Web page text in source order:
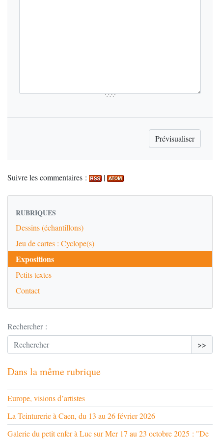
Suivre les commentaires : |
RUBRIQUES
Dessins (échantillons)
Jeu de cartes : Cyclope(s)
Expositions
Petits textes
Contact
Rechercher :
>>
Dans la même rubrique
Europe, visions d’artistes
La Teinturerie à Caen, du 13 au 26 février 2026
Galerie du petit enfer à Luc sur Mer 17 au 23 octobre 2025 : "De